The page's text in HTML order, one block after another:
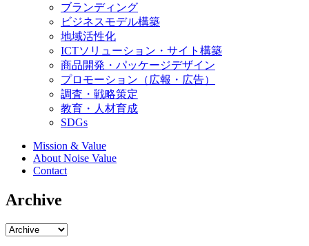
ブランディング
ビジネスモデル構築
地域活性化
ICTソリューション・サイト構築
商品開発・パッケージデザイン
プロモーション（広報・広告）
調査・戦略策定
教育・人材育成
SDGs
Mission & Value
About Noise Value
Contact
Archive